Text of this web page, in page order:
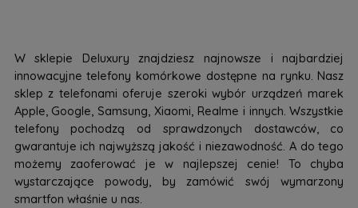
W sklepie Deluxury znajdziesz najnowsze i najbardziej
innowacyjne telefony komórkowe dostępne na rynku. Nasz
sklep z telefonami oferuje szeroki wybór urządzeń marek
Apple, Google, Samsung, Xiaomi, Realme i innych. Wszystkie
telefony pochodzą od sprawdzonych dostawców, co
gwarantuje ich najwyższą jakość i niezawodność. A do tego
możemy zaoferować je w najlepszej cenie! To chyba
wystarczające powody, by zamówić swój wymarzony
smartfon właśnie u nas.